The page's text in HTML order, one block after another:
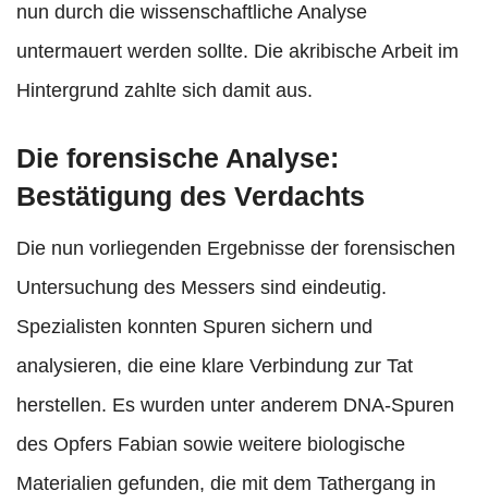
nun durch die wissenschaftliche Analyse
untermauert werden sollte. Die akribische Arbeit im
Hintergrund zahlte sich damit aus.
Die forensische Analyse:
Bestätigung des Verdachts
Die nun vorliegenden Ergebnisse der forensischen
Untersuchung des Messers sind eindeutig.
Spezialisten konnten Spuren sichern und
analysieren, die eine klare Verbindung zur Tat
herstellen. Es wurden unter anderem DNA-Spuren
des Opfers Fabian sowie weitere biologische
Materialien gefunden, die mit dem Tathergang in